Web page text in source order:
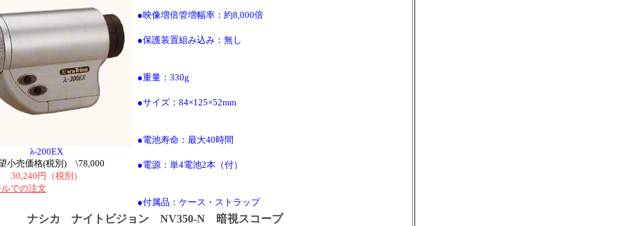
λ-200EX
小売価格(税別) \78,000
30,240円（税別）
での注文
●映像増倍管増幅率：約8,000倍
●保護装置組み込み：無し
●重量：330g
●サイズ：84×125×52mm
●電池寿命：最大40時間
●電源：単4電池2本（付）
●付属品：ケース・ストラップ
ナシカ ナイトビジョン NV350-N 暗視スコープ